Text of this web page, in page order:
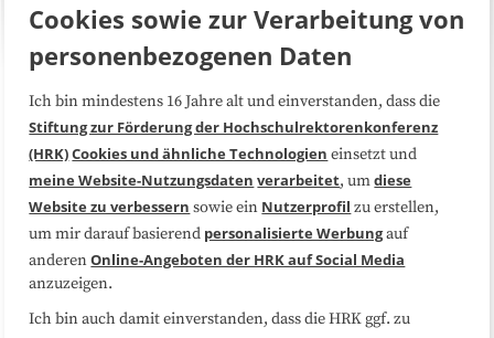
Über uns FAQ
Medienarbeit Kooperationen
Datenschutzerklärung Impressum
Sitemap
Cookies sowie zur Verarbeitung von
personenbezogenen Daten
Ich bin mindestens 16 Jahre alt und einverstanden, dass die
Stiftung zur Förderung der Hochschulrektorenkonferenz
(HRK)Cookies und ähnliche Technologien einsetzt und
meine Website-Nutzungsdaten verarbeitet, umdiese
Website zu verbessern sowie ein Nutzerprofil zu erstellen,
um mir darauf basierend personalisierte Werbungauf
anderenOnline-Angeboten der HRK auf Social Media
anzuzeigen.
Ich bin auch damit einverstanden, dass die HRK ggf. zu